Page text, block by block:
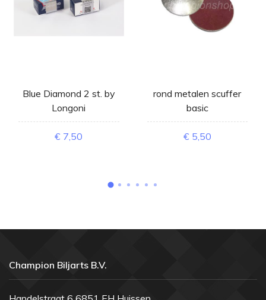
Blue Diamond 2 st. by
Longoni
€ 7,50
rond metalen scuffer
basic
€ 5,50
Champion Biljarts B.V.